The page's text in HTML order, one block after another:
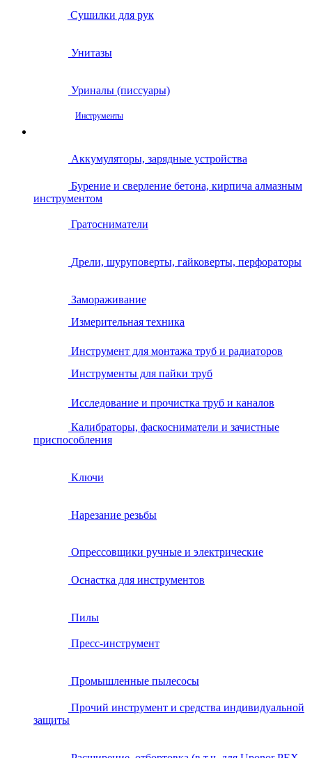
Сушилки для рук
Унитазы
Уриналы (писсуары)
Инструменты
Аккумуляторы, зарядные устройства
Бурение и сверление бетона, кирпича алмазным
инструментом
Гратосниматели
Дрели, шуруповерты, гайковерты, перфораторы
Замораживание
Измерительная техника
Инструмент для монтажа труб и радиаторов
Инструменты для пайки труб
Исследование и прочистка труб и каналов
Калибраторы, фаскосниматели и зачистные
приспособления
Ключи
Нарезание резьбы
Опрессовщики ручные и электрические
Оснастка для инструментов
Пилы
Пресс-инструмент
Промышленные пылесосы
Прочий инструмент и средства индивидуальной
защиты